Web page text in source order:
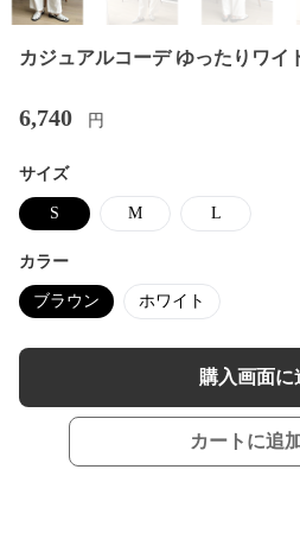
カジュアルコーデ ゆったりワイ
6,740 円
サイズ
S M L
カラー
ブラウン ホワイト
購入画面に
カートに追